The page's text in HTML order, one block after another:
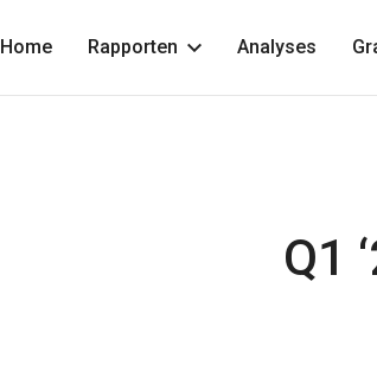
Home Rapporten Analyses
Q1